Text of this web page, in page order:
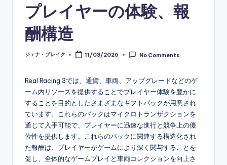
プレイヤーの体験、報
酬構造
Posted
ジェナ・ブレイク 11/03/2026 No Comments
Real Racing 3では、通貨、車両、アップグレードなどのゲ
ーム内リソースを提供することでプレイヤー体験を豊かに
することを目的としたさまざまなギフトパックが用意され
ています。これらのパックはマイクロトランザクションを
通じて入手可能で、プレイヤーに迅速な進行と競争上の優
位性を提供します。これらのパックに関連する構造化され
た報酬は、プレイヤーがゲームにより深く関与することを
促し、全体的なゲームプレイと車両コレクションを向上さ